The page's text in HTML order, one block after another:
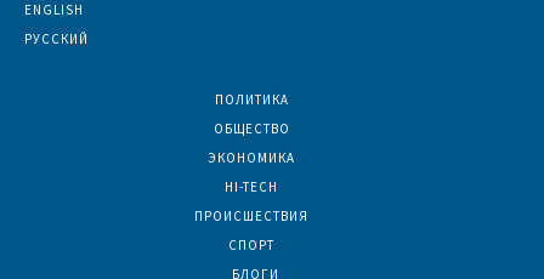
ENGLISH
РУССКИЙ
ПОЛИТИКА
ОБЩЕСТВО
ЭКОНОМИКА
HI-TECH
ПРОИСШЕСТВИЯ
СПОРТ
БЛОГИ